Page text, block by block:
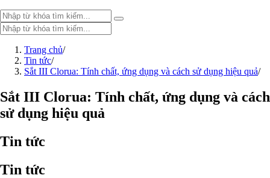
Trang chủ
Sản phẩm
PHỤ GIA THỰC PHẨM
Màu thực phẩm
Hương liệu thực phẩm
Chất phụ gia điều vị tạo ngọt
Trang chủ/
Tin tức/
Sắt III Clorua: Tính chất, ứng dụng và cách sử dụng hiệu quả/
Sắt III Clorua: Tính chất, ứng dụng và cách
sử dụng hiệu quả
Tin tức
Tin tức